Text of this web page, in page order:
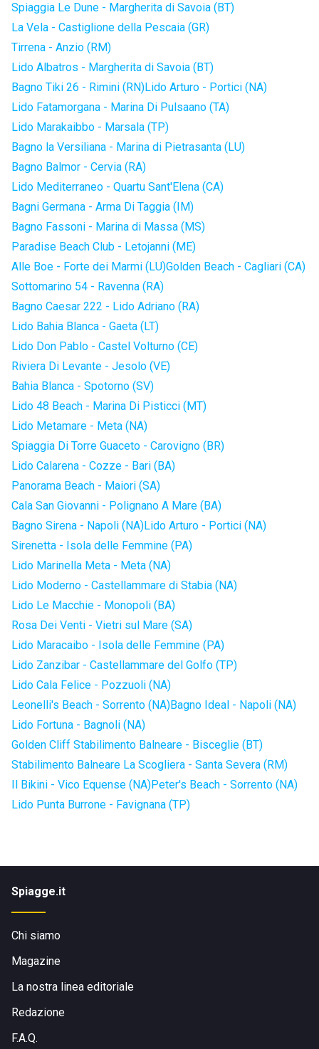
Spiaggia Le Dune - Margherita di Savoia (BT)
La Vela - Castiglione della Pescaia (GR)
Tirrena - Anzio (RM)
Lido Albatros - Margherita di Savoia (BT)
Bagno Tiki 26 - Rimini (RN)Lido Arturo - Portici (NA)
Lido Fatamorgana - Marina Di Pulsaano (TA)
Lido Marakaibbo - Marsala (TP)
Bagno la Versiliana - Marina di Pietrasanta (LU)
Bagno Balmor - Cervia (RA)
Lido Mediterraneo - Quartu Sant'Elena (CA)
Bagni Germana - Arma Di Taggia (IM)
Bagno Fassoni - Marina di Massa (MS)
Paradise Beach Club - Letojanni (ME)
Alle Boe - Forte dei Marmi (LU)Golden Beach - Cagliari (CA)
Sottomarino 54 - Ravenna (RA)
Bagno Caesar 222 - Lido Adriano (RA)
Lido Bahia Blanca - Gaeta (LT)
Lido Don Pablo - Castel Volturno (CE)
Riviera Di Levante - Jesolo (VE)
Bahia Blanca - Spotorno (SV)
Lido 48 Beach - Marina Di Pisticci (MT)
Lido Metamare - Meta (NA)
Spiaggia Di Torre Guaceto - Carovigno (BR)
Lido Calarena - Cozze - Bari (BA)
Panorama Beach - Maiori (SA)
Cala San Giovanni - Polignano A Mare (BA)
Bagno Sirena - Napoli (NA)Lido Arturo - Portici (NA)
Sirenetta - Isola delle Femmine (PA)
Lido Marinella Meta - Meta (NA)
Lido Moderno - Castellammare di Stabia (NA)
Lido Le Macchie - Monopoli (BA)
Rosa Dei Venti - Vietri sul Mare (SA)
Lido Maracaibo - Isola delle Femmine (PA)
Lido Zanzibar - Castellammare del Golfo (TP)
Lido Cala Felice - Pozzuoli (NA)
Leonelli's Beach - Sorrento (NA)Bagno Ideal - Napoli (NA)
Lido Fortuna - Bagnoli (NA)
Golden Cliff Stabilimento Balneare - Bisceglie (BT)
Stabilimento Balneare La Scogliera - Santa Severa (RM)
Il Bikini - Vico Equense (NA)Peter's Beach - Sorrento (NA)
Lido Punta Burrone - Favignana (TP)
Spiagge.it
Chi siamo
Magazine
La nostra linea editoriale
Redazione
F.A.Q.